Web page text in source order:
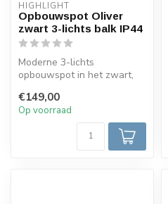
HIGHLIGHT
Opbouwspot Oliver
zwart 3-lichts balk IP44
Moderne 3-lichts
opbouwspot in het zwart,
badkamer I...
€149,00
Op voorraad